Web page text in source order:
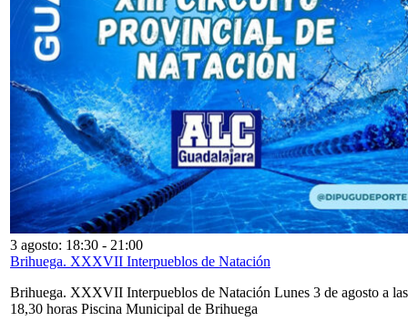
3 agosto: 18:30 - 21:00
Brihuega. XXXVII Interpueblos de Natación
Brihuega. XXXVII Interpueblos de Natación Lunes 3 de agosto a las
18,30 horas Piscina Municipal de Brihuega